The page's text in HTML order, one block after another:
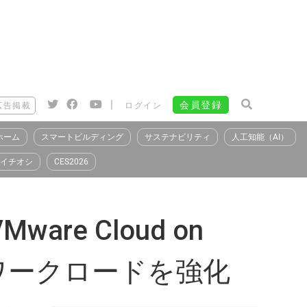
告掲載 | ログイン 会員登録
ーム スマートビルディング サステナビリティ 人工知能（AI）
イチオシ CES2026
Cloud on
クロードを強化